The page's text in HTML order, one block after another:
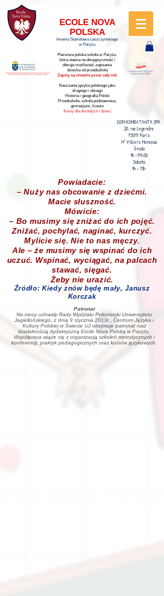
Pod Honorowym Patronatem Centrum Języka i Kultury
Polskiej w Świecie Uniwersytetu Jagiellońskiego
ECOLE NOVA
POLSKA
Imienia Stanisława Leszczyńskiego
w Paryżu
Pierwsza polska szkoła w Paryżu,
która stawia na dwujęzyczność i
oferuje możliwość zapisania
dziecka od przedszkola
Zapisy są otwarte przez cały rok
Nauczanie języka polskiego jako
drugiego i obcego
Historia i geografia Polski
Przedszkole, szkoła podstawowa,
gimnazjum, liceum
Kursy dla dorosłych i dzieci
DOM KOMBATANTA SPK
20, rue Legendre
75017 Paris
M° Villiers Monceau
Środa
9h -17h30
Sobota
9h - 13h
Powiadacie:
– Nuży nas obcowanie z dziećmi.
Macie słuszność.
Mówicie:
– Bo musimy się zniżać do ich pojęć.
Zniżać, pochylać, naginać, kurczyć.
Mylicie się. Nie to nas męczy.
Ale – że musimy się wspinać do ich
uczuć. Wspinać, wyciągać, na palcach
stawać, sięgać.
Żeby nie urazić.
Źródło: Kiedy znów będę mały, Janusz
Korczak
Patronat
Na mocy uchwały Rady Wydziału Polonistyki Uniwersytetu
Jagiellońskiego, z dnia 9 stycznia 2013r., Centrum Języka i
Kultury Polskiej w Świecie UJ obejmuje patronat nad
działalnością dydaktyczną Ecole Nova Polska w Paryżu.
Współpraca wiąże się z organizacją szkoleń metodycznych i
konferencji, praktyk pedagogicznych oraz kursów językowych.